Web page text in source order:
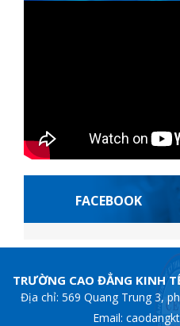
FACEBOOK
TRƯỜNG CAO ĐẲNG KINH
Địa chỉ: 569 Quang Trung 3,
Email:
jojobet